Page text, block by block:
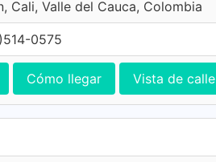
Cali, Valle del Cauca, Colombia
0575
Cómo llegar Vista de calle